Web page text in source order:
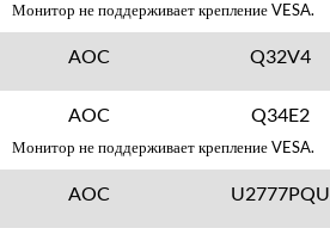
Монитор не поддерживает крепление VESA.
AOC Q32V4
AOC Q34E2
Монитор не поддерживает крепление VESA.
AOC U2777PQU